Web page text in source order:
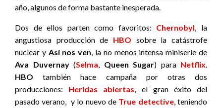
año, algunos de forma bastante inesperada.
Dos de ellos parten como favoritos: Chernobyl, la
angustiosa producción de HBO sobre la catástrofe
nuclear y Así nos ven, la no menos intensa miniserie de
Ava Duvernay(Selma, Queen Sugar) para Netflix.
HBO también hace campaña por otras dos
producciones: Heridas abiertas, el gran éxito del
pasado verano, y lo nuevo de True detective, teniendo